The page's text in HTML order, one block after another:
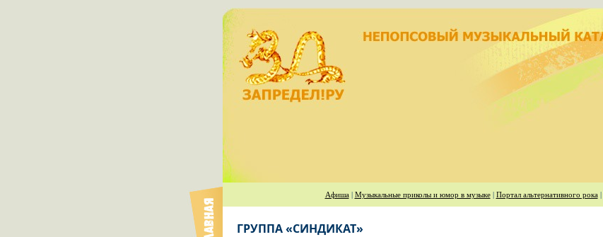
Афиша| Музыкальные приколы и юмор в музыке| Портал альтернативного рока|
ГРУППА «СИНДИКАТ»